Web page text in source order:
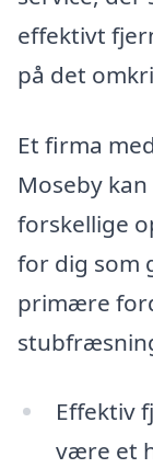
effektivt
på det
Et firma
Moseby
forskellige
for dig som
primære
Effektiv
være et